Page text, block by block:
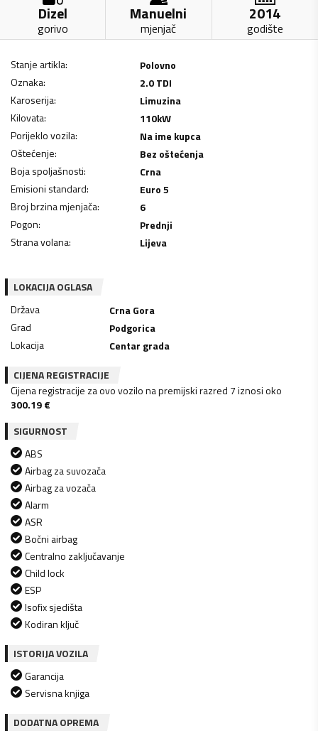
Dizel
gorivo
Manuelni
mjenjač
2014
godište
Stanje artikla:
Polovno
Oznaka:
2.0 TDI
Karoserija:
Limuzina
Kilovata: 110kW
Porijeklo vozila:
Na ime kupca
Oštećenje:
Bez oštećenja
Boja spoljašnosti:
Crna
Emisioni standard:
Euro 5
Broj brzina mjenjača:
6
Pogon:
Prednji
Strana volana: Lijeva
LOKACIJA OGLASA
Država
Crna Gora
Grad
Podgorica
Lokacija
Centar grada
CIJENA REGISTRACIJE
Cijena registracije za ovo vozilo na premijski razred 7 iznosi oko
300.19€
SIGURNOST
ABS
Airbag za suvozača
Airbag za vozača
Alarm
ASR
Bočni airbag
Centralno zaključavanje
Child lock
ESP
Isofix sjedišta
Kodiran ključ
ISTORIJA VOZILA
Garancija
Servisna knjiga
DODATNA OPREMA